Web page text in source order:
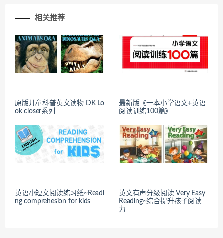
相关推荐
原版儿童科普英文读物 DK Lo
ok closer系列
最新版《一本小学语文+英语
阅读训练100篇》
英语小短文阅读练习纸~Readi
ng comprehesion for kids
英文有声分级阅读 Very Easy
Reading~综合提升孩子阅读
力